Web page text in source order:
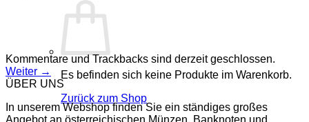
Es befinden sich keine Produkte im Warenkorb.
Zurück zum Shop
Kommentare und Trackbacks sind derzeit geschlossen.
Weiter →
ÜBER UNS
In unserem Webshop finden Sie ein ständiges großes
Angebot an österreichischen Münzen, Banknoten und